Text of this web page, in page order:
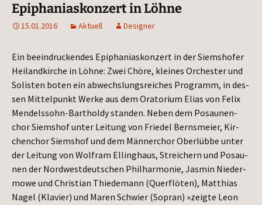
Epiphaniaskonzert in Löhne
15.01.2016 Aktuell Designer
Ein beein­dru­cken­des Epi­pha­ni­as­kon­zert in der Siems­ho­fer
Hei­land­kir­che in Löh­ne: Zwei Chö­re, klei­nes Orches­ter und
Solis­ten boten ein abwechs­lungs­rei­ches Pro­gramm, in des­
sen Mit­tel­punkt Wer­ke aus dem Ora­to­ri­um Eli­as von Felix
Men­dels­sohn-Bar­thol­dy stan­den. Neben dem Posau­nen­
chor Siems­hof unter Lei­tung von Frie­del Berns­mei­er, Kir­
chen­chor Siems­hof und dem Män­ner­chor Ober­l­üb­be unter
der Lei­tung von Wolf­ram Elling­haus, Strei­chern und Posau­
nen der Nord­west­deut­schen Phil­har­mo­nie, Jas­min Nie­der­
mo­we und Chris­ti­an Thie­de­mann (Quer­flö­ten), Mat­thi­as
Nagel (Kla­vier) und Maren Schwier (Sopran) »zeig­te Leon